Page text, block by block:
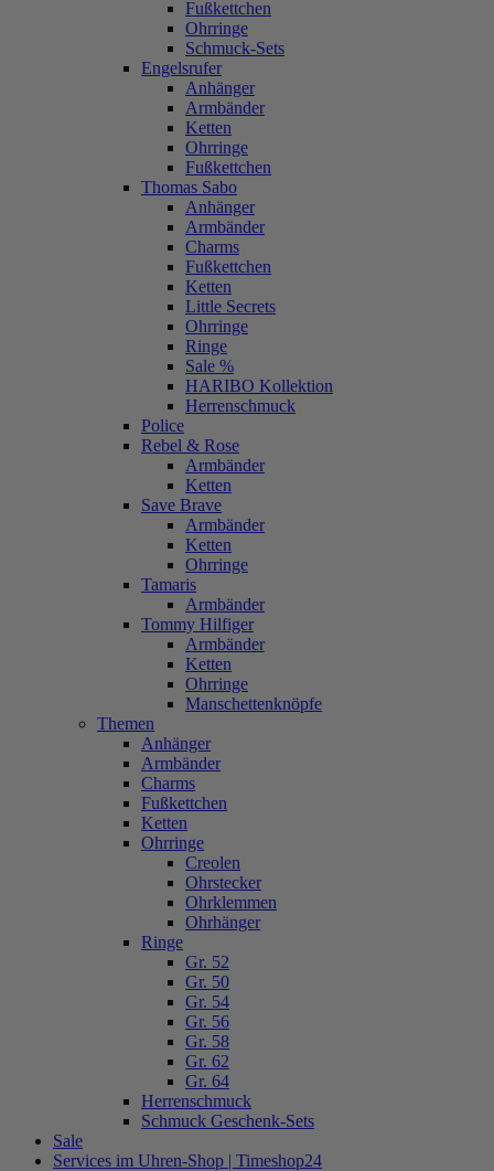
Fußkettchen
Ohrringe
Schmuck-Sets
Engelsrufer
Anhänger
Armbänder
Ketten
Ohrringe
Fußkettchen
Thomas Sabo
Anhänger
Armbänder
Charms
Fußkettchen
Ketten
Little Secrets
Ohrringe
Ringe
Sale %
HARIBO Kollektion
Herrenschmuck
Police
Rebel & Rose
Armbänder
Ketten
Save Brave
Armbänder
Ketten
Ohrringe
Tamaris
Armbänder
Tommy Hilfiger
Armbänder
Ketten
Ohrringe
Manschettenknöpfe
Themen
Anhänger
Armbänder
Charms
Fußkettchen
Ketten
Ohrringe
Creolen
Ohrstecker
Ohrklemmen
Ohrhänger
Ringe
Gr. 52
Gr. 50
Gr. 54
Gr. 56
Gr. 58
Gr. 62
Gr. 64
Herrenschmuck
Schmuck Geschenk-Sets
Sale
Services im Uhren-Shop | Timeshop24